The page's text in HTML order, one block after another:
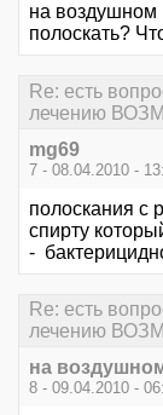
на воздушном
полоскать?
Re: есть
лечению
mg69
7 - 08.04.2010 -
полоскания с
спирту
-
Re: есть
лечению
на
8 - 09.04.2010 -